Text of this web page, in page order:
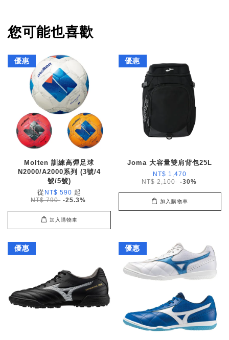
您可能也喜歡
優惠
Molten 訓練高彈足球
N2000/A2000系列 (3號/4
號/5號)
從 NT$ 590 起
NT$ 790 -25.3%
加入購物車
優惠
Joma 大容量雙肩背包25L
NT$ 1,470
NT$ 2,100 -30%
加入購物車
優惠 優惠